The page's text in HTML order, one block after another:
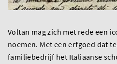
Voltan mag zich met rede een
noemen. Met een erfgoed dat
familiebedrijf het Italiaanse